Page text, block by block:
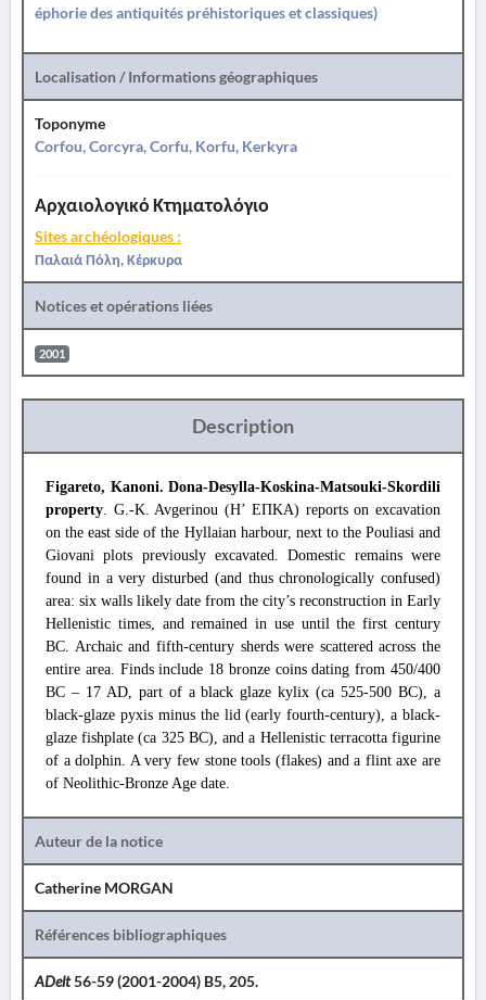
éphorie des antiquités préhistoriques et classiques)
Localisation / Informations géographiques
Toponyme
Corfou, Corcyra, Corfu, Korfu, Kerkyra
Αρχαιολογικό Κτηματολόγιο
Sites archéologiques :
Παλαιά Πόλη, Κέρκυρα
Notices et opérations liées
2001
Description
Figareto, Kanoni. Dona-Desylla-Koskina-Matsouki-Skordili
property. G.-K. Avgerinou (Η’ ΕΠΚΑ) reports on excavation
on the east side of the Hyllaian harbour, next to the Pouliasi and
Giovani plots previously excavated. Domestic remains were
found in a very disturbed (and thus chronologically confused)
area: six walls likely date from the city’s reconstruction in Early
Hellenistic times, and remained in use until the first century
BC. Archaic and fifth-century sherds were scattered across the
entire area. Finds include 18 bronze coins dating from 450/400
BC – 17 AD, part of a black glaze kylix (ca 525-500 BC), a
black-glaze pyxis minus the lid (early fourth-century), a black-
glaze fishplate (ca 325 BC), and a Hellenistic terracotta figurine
of a dolphin. A very few stone tools (flakes) and a flint axe are
of Neolithic-Bronze Age date.
Auteur de la notice
Catherine MORGAN
Références bibliographiques
ADelt56-59 (2001-2004) B5, 205.